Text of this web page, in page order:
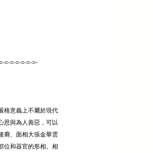
=-=-=-=-=-=-
格意義上不屬於現代
思與為人善惡，可以
裔、面相大張金華雲
位和器官的形相。相